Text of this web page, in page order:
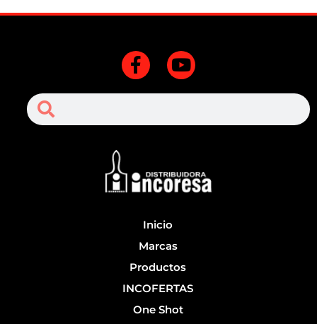
F
a
c
b
k
Y
o
u
u
Search
Inicio
Marcas
Productos
INCOFERTAS
One Shot